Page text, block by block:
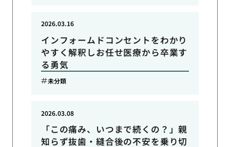
インフォームドコンセントをわかり
やすく解釈しお任せ医療から卒業す
る勇気
2026.03.16
未分類
「この痛み、いつまで続くの？」親
知らず抜歯・縫合後の不安を乗り切
2026.03.08